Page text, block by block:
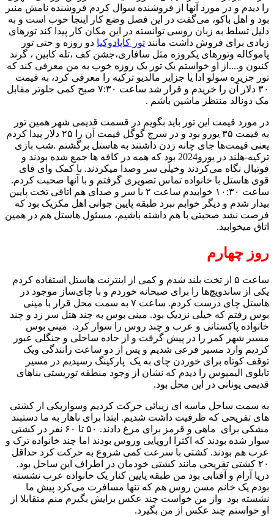
را دیدم و در مورد آنها از فروشنده سوال کردم فروشنده نامش منیر
بود و اهل باکو، می‌گفت در این فصل وضع کار اینجا خوب است و به
دلیل تسلط به زبان روسی توانسته در این مکان کار پیدا کند تورهای
زیادی برای فروش داشت مانند تور کاپادوکیا دو روزه و حتی تور
پاموکاله وتورهای یکروزه مثل سافاری،جشن کف ،تله کابین ، گرند
کنیون و....از او خواستم یک تور یک روزه خوب به من معرفی کند که
تور جزیره سولو ادا یا جزایر مالدیو ترکیه را معرفی کرد، به قیمت
۳۰ دلار آن را خریدم و قرار شد ساعت ۷:۳۰ صبح کمی جلوتر مقابل
مک دونالد منتظر ماشین باشم .
در مورد قیمت این تور باید بگویم در قسمت قدیمی شهر همین تور
به قیمت ۳۵ یورو بود و در سرچ گوگل قیمت آن را ۲۵ دلار پیدا کردم
یعنی قیمت‌ها جای چانه زدن داشتند به هاستل برگشتم .شب بازی
ترکیه-هلند در یورو2024 بود که همه در کافه ها جمع شده بودند و
فوتبال نگاه می‌کردند وخیلی سر وصدا میکردند. با کمک وای فای
قوی هاستل با خانواده تماس تصویری گرفتم و با آنها صحبت کردم.
ساعت ۱۰:۳۰ خوابیدم ساعت ۲ با سر و صدای هم اتاقی‌ تخت پایین
بیدار شدم و دیگر خوابم نبرد طبقه پایین جوانی اهل مکزیک بود که
فرصت نشد صحبتی با هم داشته باشیم، مسئول هاستل هم در همین
اتاق میخوابید.
روز چهارم
ساعت ۵ از تخت بلند شدم و کمی از اینترنت هاستل استفاده کردم
یکی از ساندویچ‌ها را برای صبحانه خوردم و با چای‌ساز موجود در
هاستل چای درست کردم. ساعت ۷ به سمت محل قرار با مینی
بوس رفتم که خیلی نزدیک بود. مینی بوس به چند هتل سر زد و چند
خانواده پاکستانی و عرب و چند روس را سوار کرد. مینی بوس
مسیر شهر کمر را در پیش گرفت و از جاده ساحلی و جنگلی عبور
کردیم وارد مسیر فرعی شدیم و پس از دو ساعت رانندگی ویک
توقف کوتاه برای خوردن چای به یک پارکینگ رسیدیم در مسیر
تابلوی الیمپوس را دیدم که نشان از وجود منطقه توریستی بناهای
قدیمی یونانی در این محل بود.
به سمت ساحل ماسه ای زیبائی حرکت کردیم وسواریکی از کشتی
های تفریحی که ظرفیت ‌داشت شدیم. ابتدا برای ناهار به ما دستبند
مشکی برای ماهی و قرمز برای مرغ دادند. ۵۰ تا ۶۰ نفر در کشتی
سوار شده بودند که اکثرا اروپایی وروس بودند اما چند خانواده ترک و
عرب هم بودند. کشتی با سرعت کمی شروع به حرکت کرد حداقل
۲۰ کشتی تفریحی مانند کشتی خودمان در اطراف این ساحل بود.
دریا آرام و آفتابی بود من طبقه پایین کنار یک خانواده عرب نشسته
بودم یک خانم مسن روس هم که تنها مسافرت می‌کرد پیش ما
نشسته بود واز من خواست چند عکس برایش بگیرم منم متقابلا از
او خواستم چند عکس از من بگیرد.